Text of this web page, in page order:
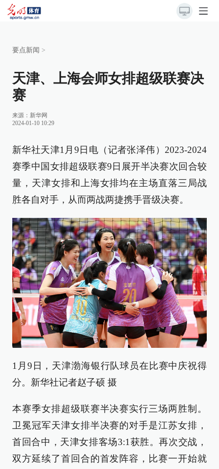
要点新闻 >
天津、上海会师女排超级联赛决
赛
来源： 新华网
2024-01-10 10:29
新华社天津1月9日电（记者张泽伟）2023-2024
赛季中国女排超级联赛9日展开半决赛次回合较
量，天津女排和上海女排均在主场直落三局战
胜各自对手，从而两战两捷携手晋级决赛。
1月9日，天津渤海银行队球员在比赛中庆祝得
分。新华社记者赵子硕 摄
本赛季女排超级联赛半决赛实行三场两胜制。
卫冕冠军天津女排半决赛的对手是江苏女排，
首回合中，天津女排客场3:1获胜。再次交战，
双方延续了首回合的首发阵容，比赛一开始就